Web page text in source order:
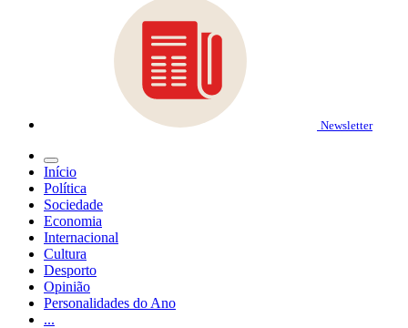
Newsletter
Início
Política
Sociedade
Economia
Internacional
Cultura
Desporto
Opinião
Personalidades do Ano
...